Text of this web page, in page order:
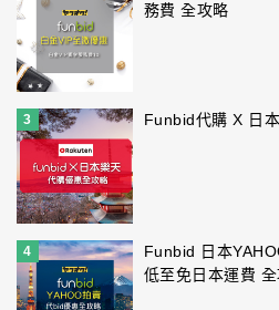
務費 全攻略
3 Funbid代購 X 日
4
Funbid 日本
低至免日本運費